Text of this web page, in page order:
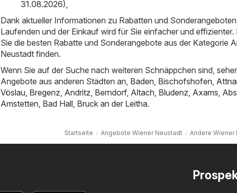
31.08.2026)
Dank aktueller Informationen zu Rabatten und
Laufenden und der Einkauf wird für Sie einfacher und
Sie die besten Rabatte und Sonderangebote aus der Kategorie
Neustadt finden.
Wenn Sie auf der Suche nach weiteren Schnäppchen sind,
Angebote aus anderen Städten an, Baden Bischofshofen
Vöslau Bregenz Andritz Berndorf, Altach Bludenz Axams
Amstetten Bad Hall Bruck an der Leitha.
Startseite Angebote Wiener Neustadt Andere Wiener